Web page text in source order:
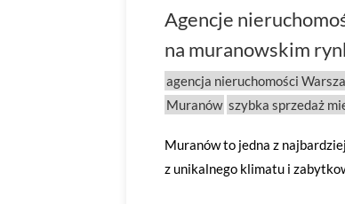
Agencje
na muranowskim
agencja nieruchomości
Muranów szybka sprzedaż
Muranów to jedna z
z unikalnego klimatu i